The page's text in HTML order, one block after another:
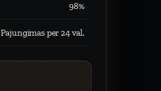
98%
Pajungimas per 24 val.